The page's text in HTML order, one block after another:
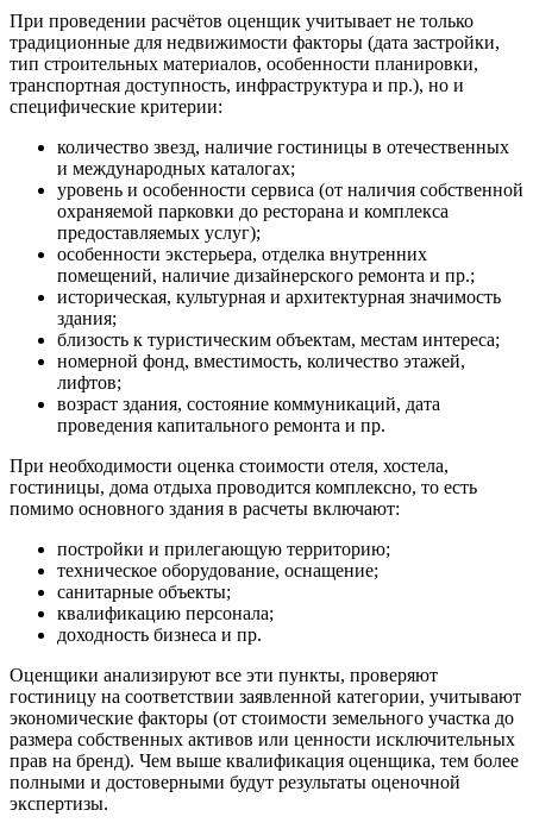
При проведении расчётов оценщик учитывает не только
традиционные для недвижимости факторы (дата застройки,
тип строительных материалов, особенности планировки,
транспортная доступность, инфраструктура и пр.), но и
специфические критерии:
количество звезд, наличие гостиницы в отечественных
и международных каталогах;
уровень и особенности сервиса (от наличия собственной
охраняемой парковки до ресторана и комплекса
предоставляемых услуг);
особенности экстерьера, отделка внутренних
помещений, наличие дизайнерского ремонта и пр.;
историческая, культурная и архитектурная значимость
здания;
близость к туристическим объектам, местам интереса;
номерной фонд, вместимость, количество этажей,
лифтов;
возраст здания, состояние коммуникаций, дата
проведения капитального ремонта и пр.
При необходимости оценка стоимости отеля, хостела,
гостиницы, дома отдыха проводится комплексно, то есть
помимо основного здания в расчеты включают:
постройки и прилегающую территорию;
техническое оборудование, оснащение;
санитарные объекты;
квалификацию персонала;
доходность бизнеса и пр.
Оценщики анализируют все эти пункты, проверяют
гостиницу на соответствии заявленной категории, учитывают
экономические факторы (от стоимости земельного участка до
размера собственных активов или ценности исключительных
прав на бренд). Чем выше квалификация оценщика, тем более
полными и достоверными будут результаты оценочной
экспертизы.
Выборг
Выкса
Вязники
Вязьма
Гатчина
Геленджик
Георгиевск
Горно-Алтайск
Городец
Горячий Ключ
Грозный
Губаха
Губкинский
Гуково
Гулькевичи
Гусев
Гусь-Хрустальный
Дедовск
Дзержинск
Дзержинский
Димитровград
Дмитров
Долгопрудный
Домодедово